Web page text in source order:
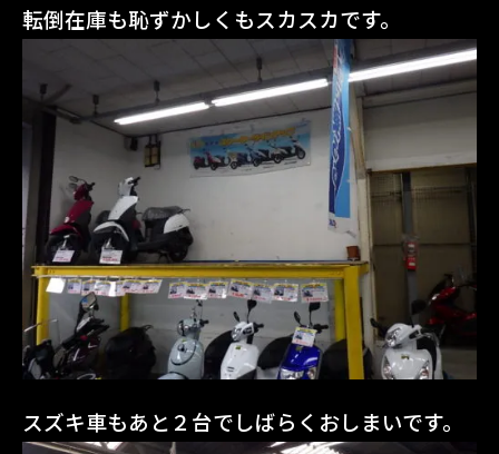
転倒在庫も恥ずかしくもスカスカです。
スズキ車もあと２台でしばらくおしまいです。